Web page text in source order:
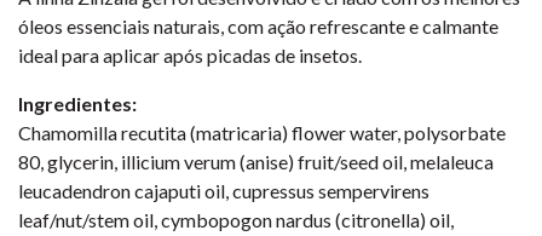
óleos essenciais naturais, com ação refrescante e calmante
ideal para aplicar após picadas de insetos.
Ingredientes:
Chamomilla recutita (matricaria) flower water, polysorbate
80, glycerin, illicium verum (anise) fruit/seed oil, melaleuca
leucadendron cajaputi oil, cupressus sempervirens
leaf/nut/stem oil, cymbopogon nardus (citronella) oil,